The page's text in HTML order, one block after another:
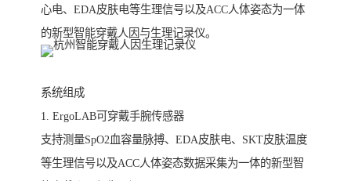
心电、EDA皮肤电等生理信号以及ACC人体姿态为一体
的新型智能穿戴人因与生理记录仪。
系统组成
1. ErgoLAB可穿戴手腕传感器
支持测量SpO2血容量脉搏、EDA皮肤电、SKT皮肤温度
等生理信号以及ACC人体姿态数据采集为一体的新型智